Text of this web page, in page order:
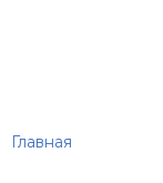
Главная